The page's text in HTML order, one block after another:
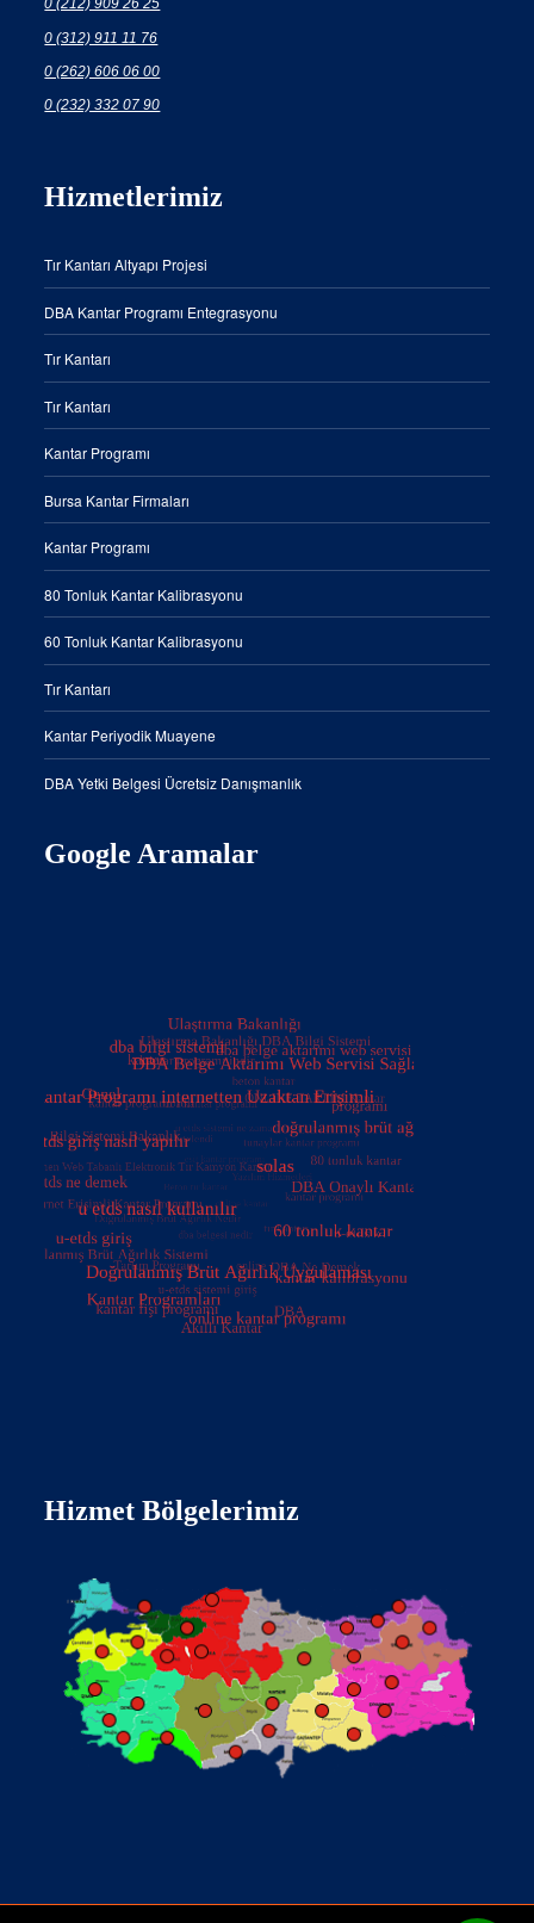
0 (212) 909 26 25
0 (312) 911 11 76
0 (262) 606 06 00
0 (232) 332 07 90
Hizmetlerimiz
Tır Kantarı Altyapı Projesi
DBA Kantar Programı Entegrasyonu
Tır Kantarı
Tır Kantarı
Kantar Programı
Bursa Kantar Firmaları
Kantar Programı
80 Tonluk Kantar Kalibrasyonu
60 Tonluk Kantar Kalibrasyonu
Tır Kantarı
Kantar Periyodik Muayene
DBA Yetki Belgesi Ücretsiz Danışmanlık
Google Aramalar
Hizmet Bölgelerimiz